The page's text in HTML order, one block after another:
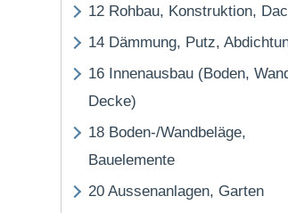
12 Rohbau, Konstruktion,
14 Dämmung, Putz,
16 Innenausbau (Boden,
Decke)
18 Boden-/Wandbeläge,
Bauelemente
20 Aussenanlagen, Garten